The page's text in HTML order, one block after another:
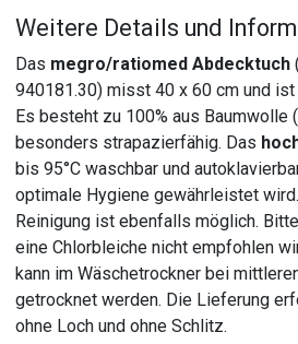
Weitere Details und
Das megro/ratiomed Abdecktuch
940181.30) misst 40 x 60 cm und
Es besteht zu 100% aus Baumwolle
besonders strapazierfähig. Das
bis 95°C waschbar und
optimale Hygiene gewährleistet
Reinigung ist ebenfalls möglich.
eine Chlorbleiche nicht empfohlen
kann im Wäschetrockner bei
getrocknet werden. Die Lieferung
ohne Loch und ohne Schlitz.